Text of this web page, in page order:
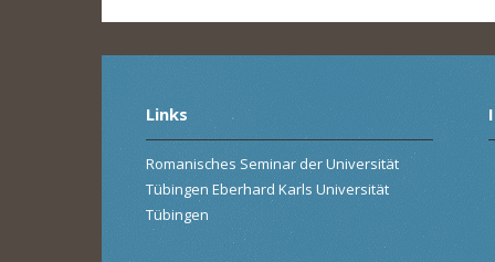
Links
Romanisches Seminar der Universität
Tübingen Eberhard Karls Universität
Tübingen